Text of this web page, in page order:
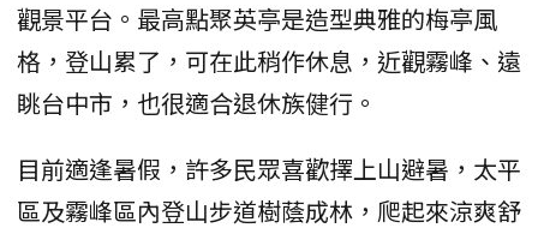
觀景平台。最高點聚英亭是造型典雅的梅亭風
格，登山累了，可在此稍作休息，近觀霧峰、遠
眺台中市，也很適合退休族健行。
目前適逢暑假，許多民眾喜歡擇上山避暑，太平
區及霧峰區內登山步道樹蔭成林，爬起來涼爽舒